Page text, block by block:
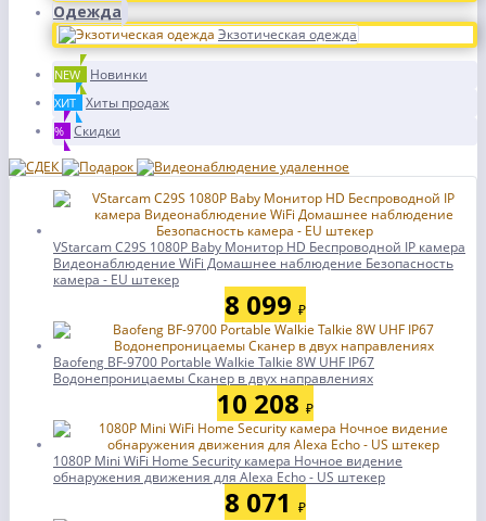
Одежда
Экзотическая одежда
NEW Новинки
ХИТ Хиты продаж
% Скидки
VStarcam C29S 1080P Baby Монитор HD Беспроводной IP камера
Видеонаблюдение WiFi Домашнее наблюдение Безопасность
камера - EU штекер
8 099 ₽
Baofeng BF-9700 Portable Walkie Talkie 8W UHF IP67
Водонепроницаемы Сканер в двух направлениях
10 208 ₽
1080P Mini WiFi Home Security камера Ночное видение
обнаружения движения для Alexa Echo - US штекер
8 071 ₽